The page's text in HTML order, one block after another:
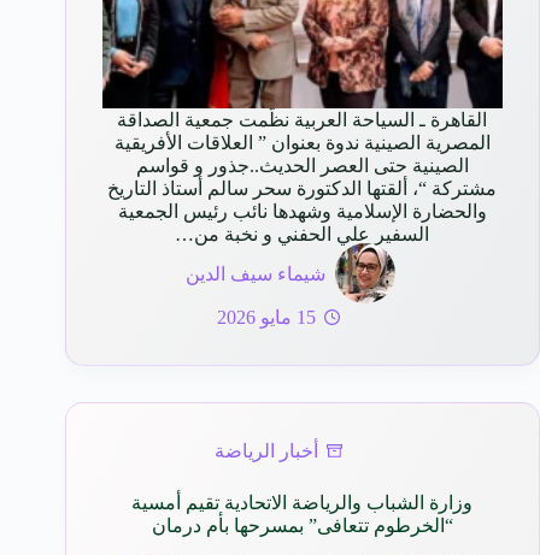
القاهرة ـ السياحة العربية نظّمت جمعية الصداقة
المصرية الصينية ندوة بعنوان ” العلاقات الأفريقية
الصينية حتى العصر الحديث..جذور و قواسم
مشتركة “، ألقتها الدكتورة سحر سالم أستاذ التاريخ
والحضارة الإسلامية وشهدها نائب رئيس الجمعية
السفير علي الحفني و نخبة من…
شيماء سيف الدين
15 مايو 2026
أخبار الرياضة
وزارة الشباب والرياضة الاتحادية تقيم أمسية
“الخرطوم تتعافى” بمسرحها بأم درمان